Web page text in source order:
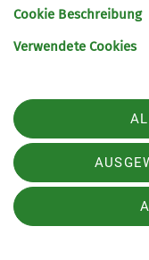
Jugendgruppe News
Vorstand
Sektion
Programm
DAV
Cookie Beschreibung
Verwendete Cookies